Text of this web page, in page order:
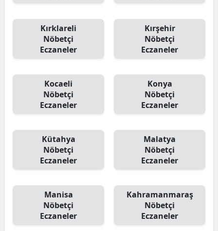
Kırklareli
Nöbetçi
Eczaneler
Kırşehir
Nöbetçi
Eczaneler
Kocaeli
Nöbetçi
Eczaneler
Konya
Nöbetçi
Eczaneler
Kütahya
Nöbetçi
Eczaneler
Malatya
Nöbetçi
Eczaneler
Manisa
Nöbetçi
Eczaneler
Kahramanmaraş
Nöbetçi
Eczaneler